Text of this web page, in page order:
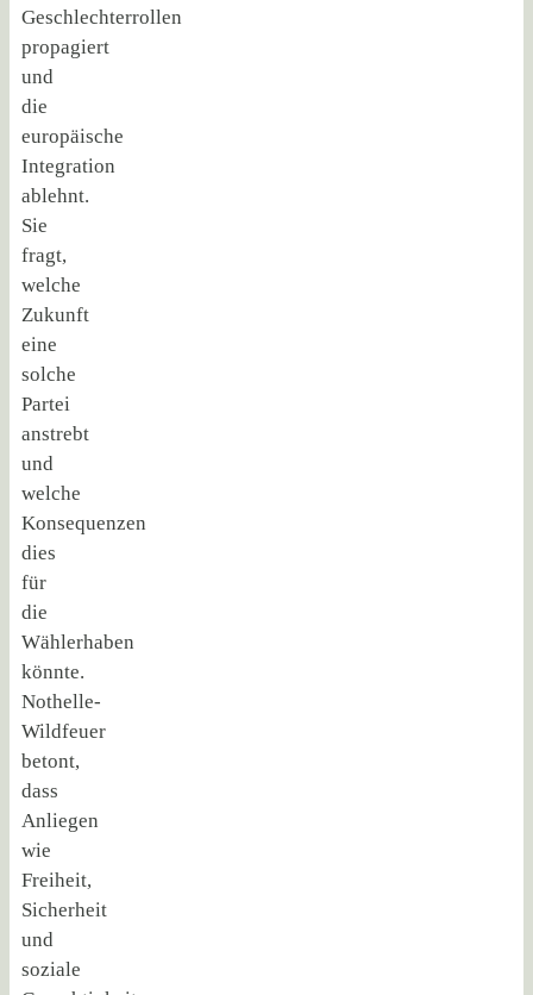
Geschlechterrollen
propagiert
und
die
europäische
Integration
ablehnt.
Sie
fragt,
welche
Zukunft
eine
solche
Partei
anstrebt
und
welche
Konsequenzen
dies
für
die
Wählerhaben
könnte.
Nothelle-
Wildfeuer
betont,
dass
Anliegen
wie
Freiheit,
Sicherheit
und
soziale